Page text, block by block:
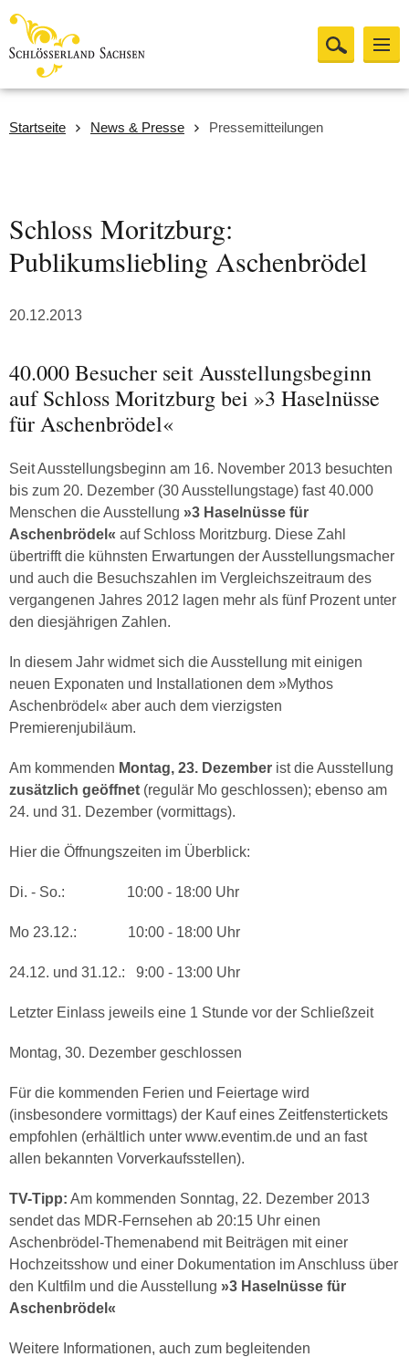
Startseite News & Presse Pressemitteilungen
Schloss Moritzburg:
Publikumsliebling Aschenbrödel
20.12.2013
40.000 Besucher seit Ausstellungsbeginn
auf Schloss Moritzburg bei »3 Haselnüsse
für Aschenbrödel«
Seit Ausstellungsbeginn am 16. November 2013 besuchten
bis zum 20. Dezember (30 Ausstellungstage) fast 40.000
Menschen die Ausstellung »3 Haselnüsse für
Aschenbrödel« auf Schloss Moritzburg. Diese Zahl
übertrifft die kühnsten Erwartungen der Ausstellungsmacher
und auch die Besuchszahlen im Vergleichszeitraum des
vergangenen Jahres 2012 lagen mehr als fünf Prozent unter
den diesjährigen Zahlen.
In diesem Jahr widmet sich die Ausstellung mit einigen
neuen Exponaten und Installationen dem »Mythos
Aschenbrödel« aber auch dem vierzigsten
Premierenjubiläum.
Am kommenden Montag, 23. Dezember ist die Ausstellung
zusätzlich geöffnet (regulär Mo geschlossen); ebenso am
24. und 31. Dezember (vormittags).
Hier die Öffnungszeiten im Überblick:
Di. - So.: 10:00 - 18:00 Uhr
Mo 23.12.: 10:00 - 18:00 Uhr
24.12. und 31.12.: 9:00 - 13:00 Uhr
Letzter Einlass jeweils eine 1 Stunde vor der Schließzeit
Montag, 30. Dezember geschlossen
Für die kommenden Ferien und Feiertage wird
(insbesondere vormittags) der Kauf eines Zeitfenstertickets
empfohlen (erhältlich unter www.eventim.de und an fast
allen bekannten Vorverkaufsstellen).
TV-Tipp: Am kommenden Sonntag, 22. Dezember 2013
sendet das MDR-Fernsehen ab 20:15 Uhr einen
Aschenbrödel-Themenabend mit Beiträgen mit einer
Hochzeitsshow und einer Dokumentation im Anschluss über
den Kultfilm und die Ausstellung »3 Haselnüsse für
Aschenbrödel«
Weitere Informationen, auch zum begleitenden